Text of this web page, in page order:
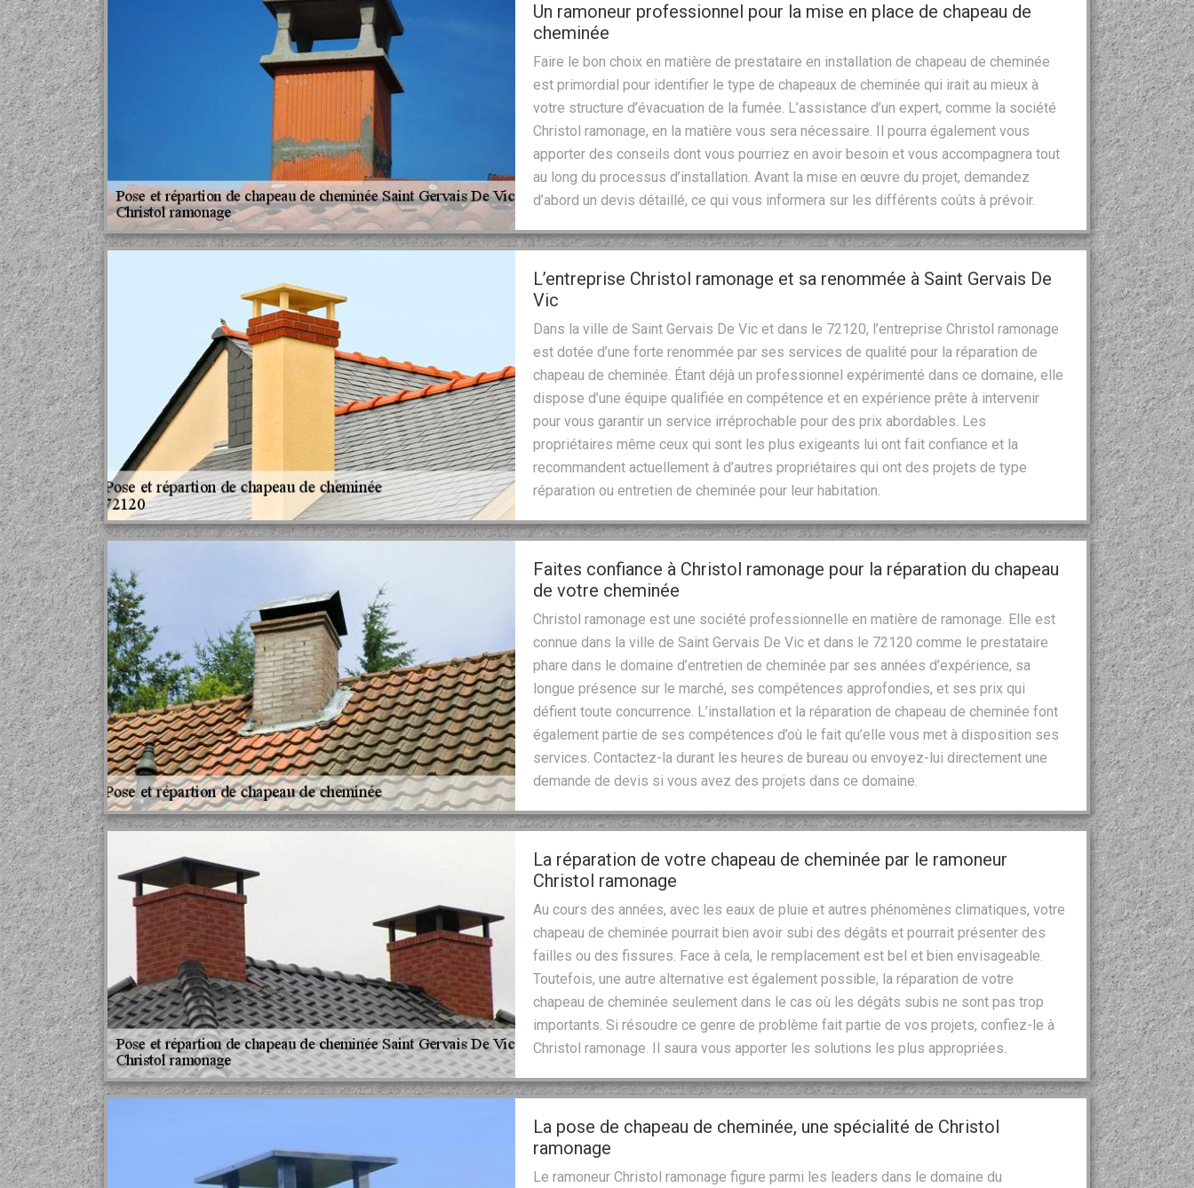
Un ramoneur professionnel pour la mise en place de chapeau de
cheminée
Faire le bon choix en matière de prestataire en installation de chapeau de cheminée
est primordial pour identifier le type de chapeaux de cheminée qui irait au mieux à
votre structure d’évacuation de la fumée. L’assistance d’un expert, comme la société
Christol ramonage, en la matière vous sera nécessaire. Il pourra également vous
apporter des conseils dont vous pourriez en avoir besoin et vous accompagnera tout
au long du processus d’installation. Avant la mise en œuvre du projet, demandez
d’abord un devis détaillé, ce qui vous informera sur les différents coûts à prévoir.
L’entreprise Christol ramonage et sa renommée à Saint Gervais De
Vic
Dans la ville de Saint Gervais De Vic et dans le 72120, l’entreprise Christol ramonage
est dotée d’une forte renommée par ses services de qualité pour la réparation de
chapeau de cheminée. Étant déjà un professionnel expérimenté dans ce domaine, elle
dispose d’une équipe qualifiée en compétence et en expérience prête à intervenir
pour vous garantir un service irréprochable pour des prix abordables. Les
propriétaires même ceux qui sont les plus exigeants lui ont fait confiance et la
recommandent actuellement à d’autres propriétaires qui ont des projets de type
réparation ou entretien de cheminée pour leur habitation.
Faites confiance à Christol ramonage pour la réparation du chapeau
de votre cheminée
Christol ramonage est une société professionnelle en matière de ramonage. Elle est
connue dans la ville de Saint Gervais De Vic et dans le 72120 comme le prestataire
phare dans le domaine d’entretien de cheminée par ses années d’expérience, sa
longue présence sur le marché, ses compétences approfondies, et ses prix qui
défient toute concurrence. L’installation et la réparation de chapeau de cheminée font
également partie de ses compétences d’où le fait qu’elle vous met à disposition ses
services. Contactez-la durant les heures de bureau ou envoyez-lui directement une
demande de devis si vous avez des projets dans ce domaine.
La réparation de votre chapeau de cheminée par le ramoneur
Christol ramonage
Au cours des années, avec les eaux de pluie et autres phénomènes climatiques, votre
chapeau de cheminée pourrait bien avoir subi des dégâts et pourrait présenter des
failles ou des fissures. Face à cela, le remplacement est bel et bien envisageable.
Toutefois, une autre alternative est également possible, la réparation de votre
chapeau de cheminée seulement dans le cas où les dégâts subis ne sont pas trop
importants. Si résoudre ce genre de problème fait partie de vos projets, confiez-le à
Christol ramonage. Il saura vous apporter les solutions les plus appropriées.
La pose de chapeau de cheminée, une spécialité de Christol
ramonage
Le ramoneur Christol ramonage figure parmi les leaders dans le domaine du